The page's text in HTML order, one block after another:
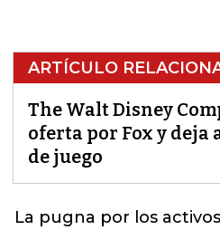
ARTÍCULO
The Walt Disney
oferta por Fox y deja
de juego
La pugna por los